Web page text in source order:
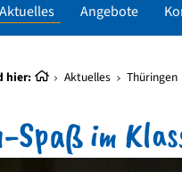
Aktuelles Angebote
hier: Aktuelles Thüringen
Spaß im